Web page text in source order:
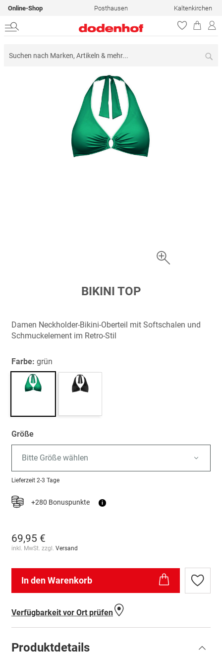
Online-Shop Posthausen Kaltenkirchen
springen
BIKINI TOP
Damen Neckholder-Bikini-Oberteil mit Softschalen und
Schmuckelement im Retro-Stil
Farbe: grün
Größe
Bitte Größe wählen
Lieferzeit 2-3 Tage
+280 Bonuspunkte i
69,95 €
inkl. MwSt. zzgl. Versand
In den Warenkorb
Zur
Verfügbarkeit vor Ort prüfen
Produktdetails